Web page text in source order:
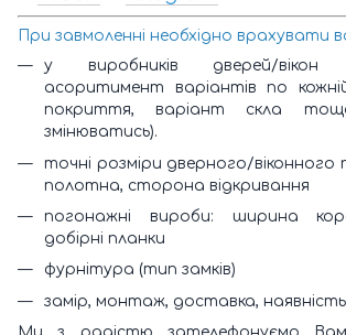
При завмоленні необхідно врахувати
у виробників дверей/вікон
асоритимент варіантів по кожній
покриття, варіант скла
змінюватись).
точні розміри дверного/віконного
полотна, сторона відкривання
погонажні вироби: ширина
добірні планки
фурнітура (тип замків)
замір, монтаж, доставка,